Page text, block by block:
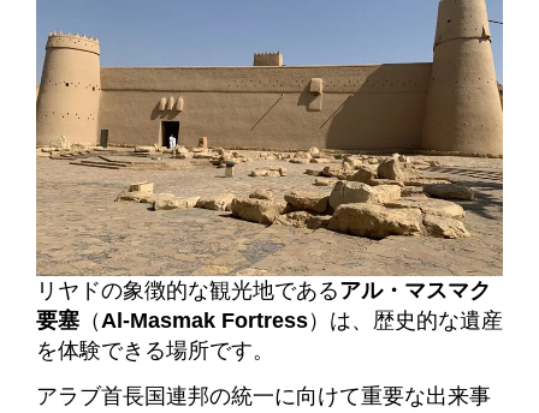
リヤドの象徴的な観光地であるアル・マスマク
要塞 （Al-Masmak Fortress）は、歴史的な遺産
を体験できる場所です。
アラブ首長国連邦の統一に向けて重要な出来事